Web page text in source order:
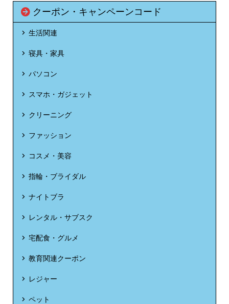
クーポン・キャンペーンコード
生活関連
寝具・家具
パソコン
スマホ・ガジェット
クリーニング
ファッション
コスメ・美容
指輪・ブライダル
ナイトブラ
レンタル・サブスク
宅配食・グルメ
教育関連クーポン
レジャー
ペット